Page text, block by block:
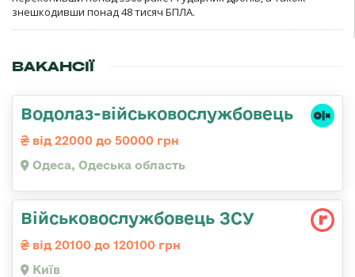
знешкодивши понад 48 тисяч БПЛА.
ВАКАНСІЇ
Водолаз-військовослужбовець
від 22000 до 50000 грн
Одеса, Одеська область
Військовослужбовець ЗСУ
від 20100 до 120100 грн
Київ